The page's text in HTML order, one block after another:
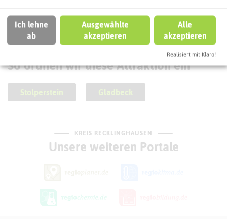
So ordnen wir diese Attraktion ein
Stolperstein Gladbeck
KREIS RECKLINGHAUSEN
Unsere weiteren Portale
Ich lehne
ab
Ausgewählte
akzeptieren
Alle
akzeptieren
Realisiert mit Klaro!